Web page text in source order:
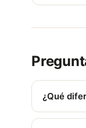
¿Qué
La